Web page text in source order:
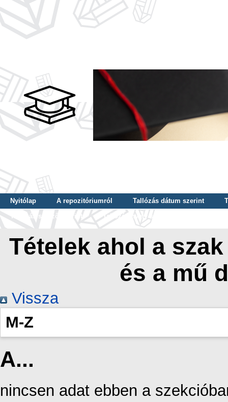
Nyitólap A repozitóriumról Tallózás dátum szerint
Tallózás szerző szerint
Tallózás nyelv szerint
Tételek ahol a
és a mű
Vissza
M-Z
A...
nincsen adat ebben a